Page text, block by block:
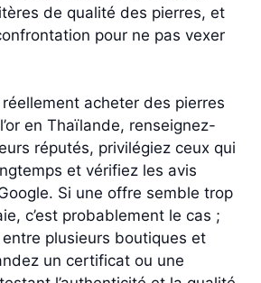
de qualité des pierres, et
pour ne pas vexer
acheter des pierres
en Thaïlande, renseignez-
réputés, privilégiez ceux qui
et vérifiez les avis
Si une offre semble trop
c’est probablement le cas ;
plusieurs boutiques et
un certificat ou une